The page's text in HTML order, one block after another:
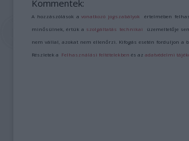
Kommentek:
A hozzászólások avonatkozó jogszabályok értelmében
minősülnek, értük a szolgáltatás technikai üzemeltetője
nem vállal, azokat nem ellenőrzi. Kifogás esetén forduljon a
Részletek a Felhasználási feltételekben és azadatvédelmi